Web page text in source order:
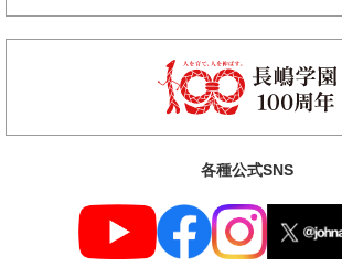
各種公式SNS